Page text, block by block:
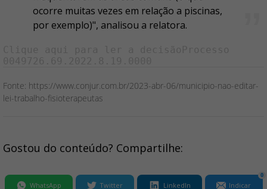
ocorre muitas vezes em relação a piscinas,
por exemplo)", analisou a relatora.
Fonte: https://www.conjur.com.br/2023-abr-06/municipio-nao-editar-
lei-trabalho-fisioterapeutas
Gostou do conteúdo? Compartilhe:
WhatsApp Twitter LinkedIn Indicar
0